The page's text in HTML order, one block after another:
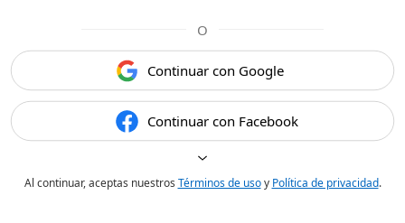
O
Continuar con Google
Continuar con Facebook
Al continuar, aceptas nuestros Términos de usoy Política de privacidad.